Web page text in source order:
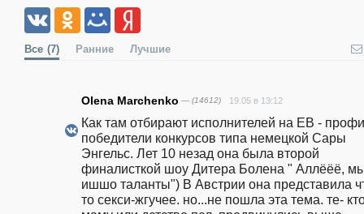
Все (7) Ранние Лучшие
Olena Marchenko — (14612) 19.05 в 13:12
Как там отбирают исполнителей на ЕВ -
победители конкурсов типа немецкой Сары
Энгельс. Лет 10 незад она была второй
финалисткой шоу Дитера Болена " Аллёёё,
ишшо таланты") В Австрии она представила
то секси-жгучее. но...не пошла эта тема. те-